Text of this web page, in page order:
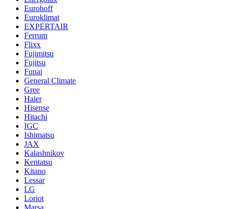
Eurohoff
Euroklimat
EXPERTAIR
Ferrum
Flixx
Fujimitsu
Fujitsu
Funai
General Climate
Gree
Haier
Hisense
Hitachi
IGC
Ishimatsu
JAX
Kalashnikov
Kentatsu
Kitano
Lessar
LG
Loriot
Marsa